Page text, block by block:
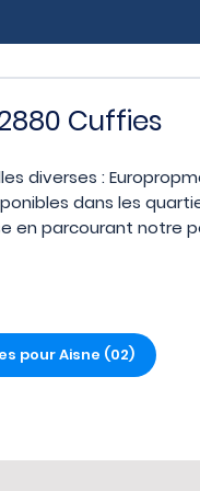
Cuffies
diverses :
dans les
en parcourant notre
pour Aisne (02)